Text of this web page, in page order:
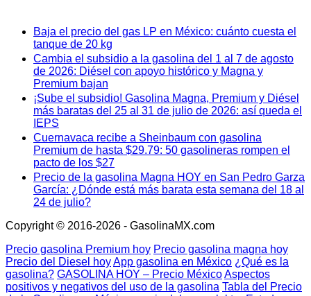
Baja el precio del gas LP en México: cuánto cuesta el
tanque de 20 kg
Cambia el subsidio a la gasolina del 1 al 7 de agosto
de 2026: Diésel con apoyo histórico y Magna y
Premium bajan
¡Sube el subsidio! Gasolina Magna, Premium y Diésel
más baratas del 25 al 31 de julio de 2026: así queda el
IEPS
Cuernavaca recibe a Sheinbaum con gasolina
Premium de hasta $29.79: 50 gasolineras rompen el
pacto de los $27
Precio de la gasolina Magna HOY en San Pedro Garza
García: ¿Dónde está más barata esta semana del 18 al
24 de julio?
Copyright © 2016-2026 - GasolinaMX.com
Precio gasolina Premium hoy Precio gasolina magna hoy
Precio del Diesel hoyApp gasolina en México ¿Qué es la
gasolina? GASOLINA HOY – Precio MéxicoAspectos
positivos y negativos del uso de la gasolina Tabla del Precio